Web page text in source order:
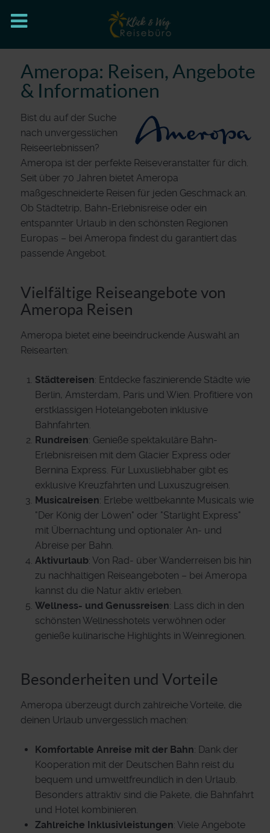
Ameropa: Reisen, Angebote
& Informationen
Bist du auf der Suche
nach unvergesslichen
Reiseerlebnissen?
Ameropa ist der perfekte Reiseveranstalter für dich.
Seit über 70 Jahren bietet Ameropa
maßgeschneiderte Reisen für jeden Geschmack an.
Ob Städtetrip, Bahn-Erlebnisreise oder ein
entspannter Urlaub in den schönsten Regionen
Europas – bei Ameropa findest du garantiert das
passende Angebot.
Vielfältige Reiseangebote von
Ameropa Reisen
Ameropa bietet eine beeindruckende Auswahl an
Reisearten:
Städtereisen: Entdecke faszinierende Städte wie
Berlin, Amsterdam, Paris und Wien. Profitiere von
erstklassigen Hotelangeboten inklusive
Bahnfahrten.
Rundreisen: Genieße spektakuläre Bahn-
Erlebnisreisen mit dem Glacier Express oder
Bernina Express. Für Luxusliebhaber gibt es
exklusive Kreuzfahrten und Luxuszugreisen.
Musicalreisen: Erlebe weltbekannte Musicals wie
"Der König der Löwen" oder "Starlight Express"
mit Übernachtung und optionaler An- und
Abreise per Bahn.
Aktivurlaub: Von Rad- über Wanderreisen bis hin
zu nachhaltigen Reiseangeboten – bei Ameropa
kannst du die Natur aktiv erleben.
Wellness- und Genussreisen: Lass dich in den
schönsten Wellnesshotels verwöhnen oder
genieße kulinarische Highlights in Weinregionen.
Besonderheiten und Vorteile
Ameropa überzeugt durch zahlreiche Vorteile, die
deinen Urlaub unvergesslich machen:
Komfortable Anreise mit der Bahn: Dank der
Kooperation mit der Deutschen Bahn reist du
bequem und umweltfreundlich in den Urlaub.
Besonders attraktiv sind die Pakete, die Bahnfahrt
und Hotel kombinieren.
Zahlreiche Inklusivleistungen: Viele Angebote